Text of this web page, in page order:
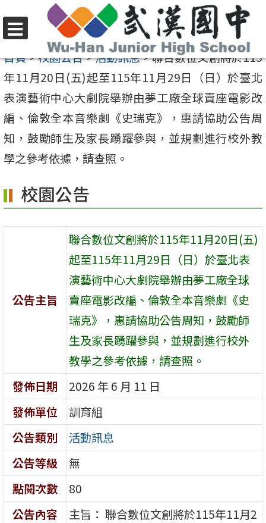
至
要
內
容
區
選
單
首頁>校園公告>活動訊息>聯合數位文創將於115
年11月20日(五)起至115年11月29日（日）於臺北
表演藝術中心大劇院舉辦由夢工廠全球賣座電影改
編、倫敦全本音樂劇《史瑞克》，惠請協助公告周
知，鼓勵師生及家長踴躍參與，並規劃進行校外教
學之參考依據，請查照。
校園公告
公告主旨
聯合數位文創將於115年11月20日(五)
起至115年11月29日（日）於臺北表
演藝術中心大劇院舉辦由夢工廠全球
賣座電影改編、倫敦全本音樂劇《史
瑞克》，惠請協助公告周知，鼓勵師
生及家長踴躍參與，並規劃進行校外
教學之參考依據，請查照。
發佈日期
2026 年 6 月 11 日
發佈單位
訓育組
公告類別
活動訊息
公告等級
無
點閱次數
80
公告內容
主旨： 聯合數位文創將於115年11月2